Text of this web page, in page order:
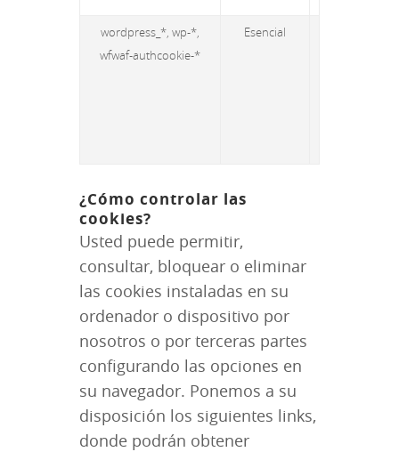
wordpress_*, wp-*,
wfwaf-authcookie-*
Esencial
¿Cómo controlar las
cookies?
Usted puede permitir,
consultar, bloquear o eliminar
las cookies instaladas en su
ordenador o dispositivo por
nosotros o por terceras partes
configurando las opciones en
su navegador. Ponemos a su
disposición los siguientes links,
donde podrán obtener